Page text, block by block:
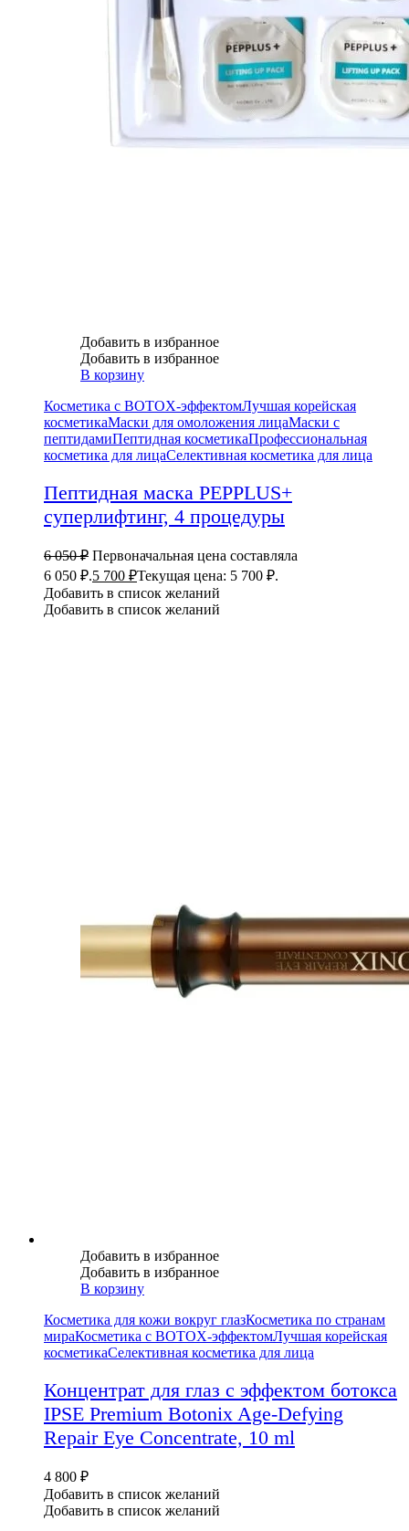
Добавить в избранное
Добавить в избранное
В корзину
Косметика с BOTOX-эффектомЛучшая корейская
косметикаМаски для омоложения лицаМаски с
пептидамиПептидная косметикаПрофессиональная
косметика для лицаСелективная косметика для лица
Пептидная маска PEPPLUS+
суперлифтинг, 4 процедуры
6 050₽ Первоначальная цена составляла
6 050 ₽.5 700 ₽Текущая цена: 5 700 ₽.
Добавить в список желаний
Добавить в список желаний
Добавить в избранное
Добавить в избранное
В корзину
Косметика для кожи вокруг глазКосметика по странам
мираКосметика с BOTOX-эффектомЛучшая корейская
косметикаСелективная косметика для лица
Концентрат для глаз с эффектом ботокса
IPSE Premium Botonix Age-Defying
Repair Eye Concentrate, 10 ml
4 800 ₽
Добавить в список желаний
Добавить в список желаний